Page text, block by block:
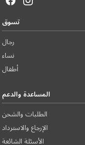
تسوق
رجال
نساء
أطفال
المساعدة والدعم
الطلبات والشحن
الإرجاع والاسترداد
الأسئلة الشائعة